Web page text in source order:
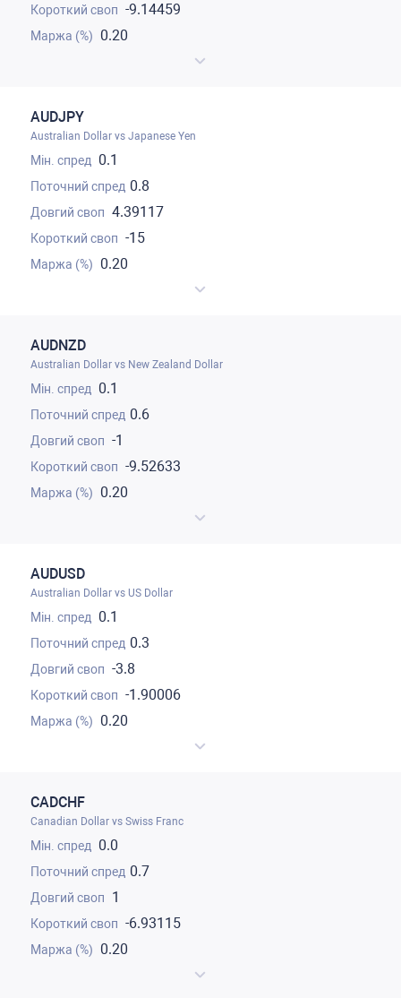
-9.14459
0.20
AUDJPY
Australian Dollar vs Japanese Yen
0.1
0.8
4.39117
-15
0.20
AUDNZD
Australian Dollar vs New Zealand Dollar
0.1
0.6
-1
-9.52633
0.20
AUDUSD
Australian Dollar vs US Dollar
0.1
0.3
-3.8
-1.90006
0.20
CADCHF
Canadian Dollar vs Swiss Franc
0.0
0.7
1
-6.93115
0.20